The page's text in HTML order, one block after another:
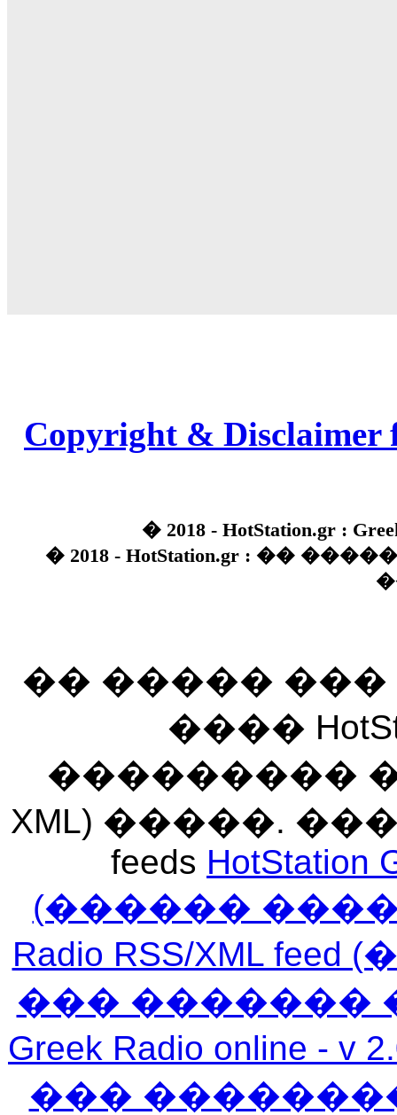
Copyright & Disclaimer
� 2018 - HotStation.gr :
� 2018 - HotStation.gr : ��
�� �����
����
��������� ���
XML) �����.
feeds HotStation
(������
Radio RSS/XML
��� �������
Greek Radio
���